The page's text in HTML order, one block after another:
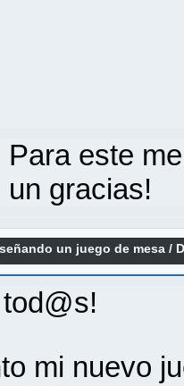
Para este
un gracias!
un juego de mesa /
mi nuevo